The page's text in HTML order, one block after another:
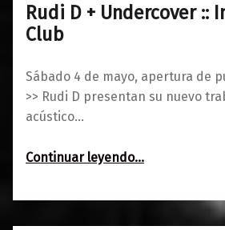
Rudi D + Undercover ::
Club
Sábado 4 de mayo, apertura de
>> Rudi D presentan su nuevo
acústico…
Continuar leyendo“Rudi D + Undercover :: Indie Disco Club”
…
30/04/2019
0
Maravillas